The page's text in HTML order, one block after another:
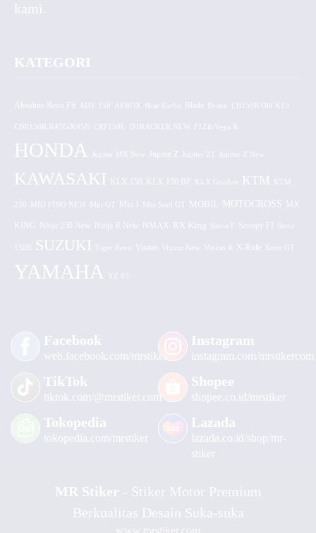
kami.
KATEGORI
Absolute Revo Fit ADV 150 AEROX CB150R Old K15
CBR150R K45G/K45N CRF150L DTRACKER NEW F1ZR/Vega R
HONDA Jupiter MX New Jupiter Z
KAWASAKI KLX 150 KLX 150 BF KLX Gordon KTM KTM
250 MIO FINO NEW Mio GT Mio J Mio Soul GT MOBIL MOTOCROSS MX
KING Ninja 250 New Ninja R New NMAX RX King Satria F Scoopy FI Sonic
150R SUZUKI Tiger Revo Vixion Vixion New Vixion R X-Ride Xeon GT
YAMAHA YZ 85
Facebook
web.facebook.com/mrstiker
Instagram
instagram.com/mrstikercom
TikTok
tiktok.com/@mrstiker.com
Shopee
shopee.co.id/mrstiker
Tokopedia
tokopedia.com/mrstiker
Lazada
lazada.co.id/shop/mr-
stiker
MR Stiker - Stiker Motor Premium
Berkualitas Desain Suka-suka
www.mrstiker.com